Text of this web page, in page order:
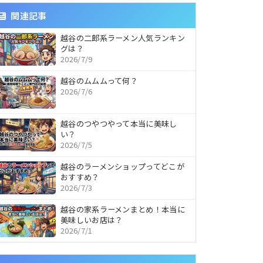
関連記事
越谷の二郎系ラーメン人気ランキン
グは？
2026/7/9
越谷のムムムって何？
2026/7/6
越谷のつやつやって本当に美味し
い？
2026/7/5
越谷のラーメンショップってどこが
おすすめ？
2026/7/3
越谷の家系ラーメンまとめ！本当に
美味しいお店は？
2026/7/1